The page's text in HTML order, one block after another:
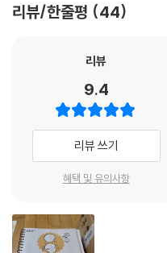
리뷰/한줄평 44
리뷰
9.4
리뷰 쓰기
혜택 및 유의사항